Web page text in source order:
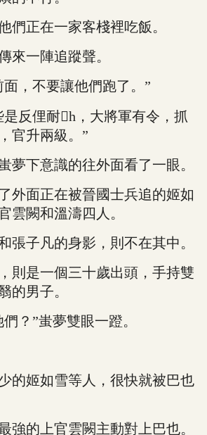
正在一家客棧裡吃飯。
一陣追蹤聲。
，不要讓他們跑了。”
反俚耐h，大將軍有令，抓
官升兩級。”
下意識的往外面看了一眼。
面正在被晉國士兵追的姬如
雲闕和溫濤四人。
子凡的身影，則不在其中。
是一個三十歲出頭，手持雙
的男子。
”蚩夢雙眼一蹬。
姬如雪等人，很快就被巴也
的上官雲闕主動對上巴也。